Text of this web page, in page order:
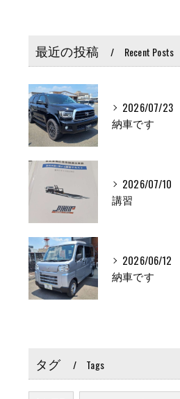
最近の投稿 Recent Posts
2026/07/23
納車です
2026/07/10
講習
2026/06/12
納車です
タグ Tags